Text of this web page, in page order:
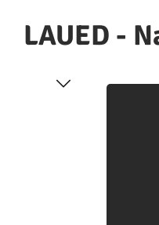
LAUED -
Bildergalerie